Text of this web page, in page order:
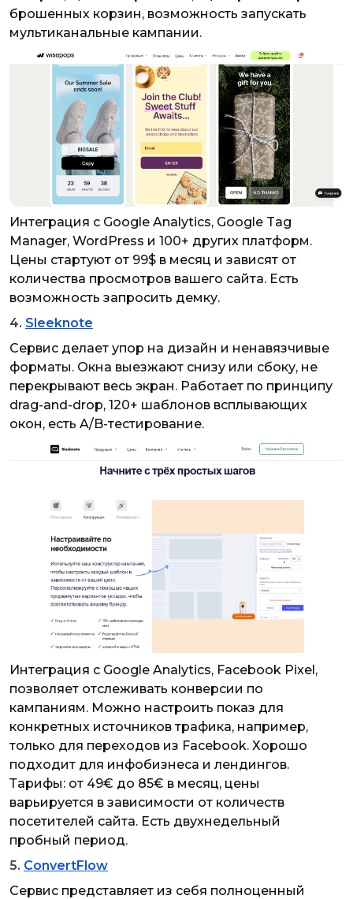
брошенных корзин, возможность запускать
мультиканальные кампании.
Интеграция с Google Analytics, Google Tag
Manager, WordPress и 100+ других платформ.
Цены стартуют от 99$ в месяц и зависят от
количества просмотров вашего сайта. Есть
возможность запросить демку.
4. Sleeknote
Сервис делает упор на дизайн и ненавязчивые
форматы. Окна выезжают снизу или сбоку, не
перекрывают весь экран. Работает по принципу
drag-and-drop, 120+ шаблонов всплывающих
окон, есть A/B-тестирование.
Интеграция с Google Analytics, Facebook Pixel,
позволяет отслеживать конверсии по
кампаниям. Можно настроить показ для
конкретных источников трафика, например,
только для переходов из Facebook. Хорошо
подходит для инфобизнеса и лендингов.
Тарифы: от 49€ до 85€ в месяц, цены
варьируется в зависимости от количеств
посетителей сайта. Есть двухнедельный
пробный период.
5. ConvertFlow
Сервис представляет из себя полноценный